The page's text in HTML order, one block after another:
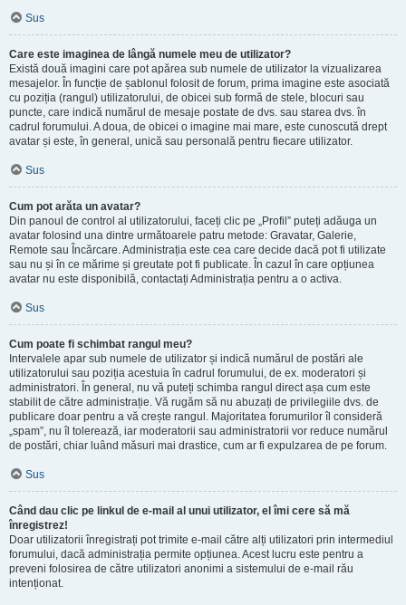
Sus
Care este imaginea de lângă numele meu de utilizator?
Există două imagini care pot apărea sub numele de utilizator la vizualizarea
mesajelor. În funcție de șablonul folosit de forum, prima imagine este asociată
cu poziția (rangul) utilizatorului, de obicei sub formă de stele, blocuri sau
puncte, care indică numărul de mesaje postate de dvs. sau starea dvs. în
cadrul forumului. A doua, de obicei o imagine mai mare, este cunoscută drept
avatar și este, în general, unică sau personală pentru fiecare utilizator.
Sus
Cum pot arăta un avatar?
Din panoul de control al utilizatorului, faceți clic pe „Profil” puteți adăuga un
avatar folosind una dintre următoarele patru metode: Gravatar, Galerie,
Remote sau Încărcare. Administrația este cea care decide dacă pot fi utilizate
sau nu și în ce mărime și greutate pot fi publicate. În cazul în care opțiunea
avatar nu este disponibilă, contactați Administrația pentru a o activa.
Sus
Cum poate fi schimbat rangul meu?
Intervalele apar sub numele de utilizator și indică numărul de postări ale
utilizatorului sau poziția acestuia în cadrul forumului, de ex. moderatori și
administratori. În general, nu vă puteți schimba rangul direct așa cum este
stabilit de către administrație. Vă rugăm să nu abuzați de privilegiile dvs. de
publicare doar pentru a vă crește rangul. Majoritatea forumurilor îl consideră
„spam”, nu îl tolerează, iar moderatorii sau administratorii vor reduce numărul
de postări, chiar luând măsuri mai drastice, cum ar fi expulzarea de pe forum.
Sus
Când dau clic pe linkul de e-mail al unui utilizator, el îmi cere să mă
înregistrez!
Doar utilizatorii înregistrați pot trimite e-mail către alți utilizatori prin intermediul
forumului, dacă administrația permite opțiunea. Acest lucru este pentru a
preveni folosirea de către utilizatori anonimi a sistemului de e-mail rău
intenționat.